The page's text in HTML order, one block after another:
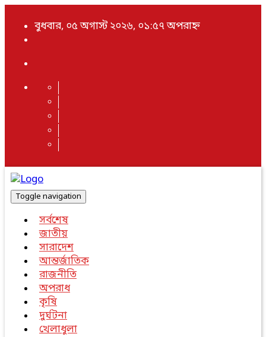
বুধবার, ০৫ অগাস্ট ২০২৬, ০১:৫৭ অপরাহ্ন
Toggle navigation
সর্বশেষ
জাতীয়
সারাদেশ
আন্তর্জাতিক
রাজনীতি
অপরাধ
কৃষি
দুর্ঘটনা
খেলাধুলা